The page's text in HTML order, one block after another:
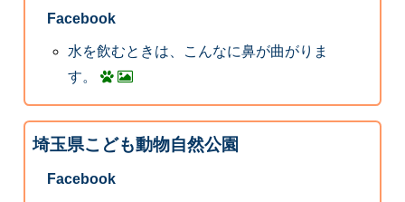
Facebook
水を飲むときは、こんなに鼻が曲がりま
す。
埼玉県こども動物自然公園
Facebook